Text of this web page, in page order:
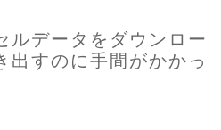
ルデータをダウンロー
出すのに手間がかかっ